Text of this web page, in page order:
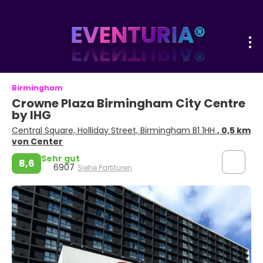
Birmingham
Crowne Plaza Birmingham City Centre
by IHG
Central Square, Holliday Street, Birmingham B1 1HH , 0,5 km
von Center
8,6 Sehr gut
6907 Siehe Partituren